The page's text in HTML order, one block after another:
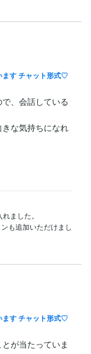
ます チャット形式♡
、会話している
な気持ちになれ
ました。
も追加いただけまし
ます チャット形式♡
が当たっていま